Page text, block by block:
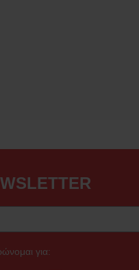
για: